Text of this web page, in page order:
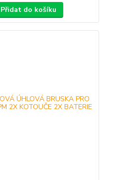
Přidat do košíku